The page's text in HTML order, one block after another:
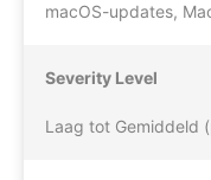
macOS-updates,
Severity Level
Laag tot Gemiddeld